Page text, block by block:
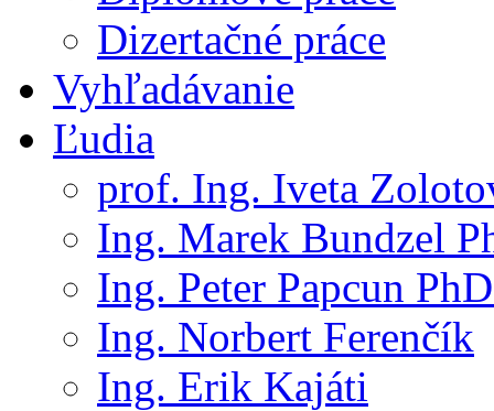
Dizertačné práce
Vyhľadávanie
Ľudia
prof. Ing. Iveta
Ing. Marek Bundzel
Ing. Peter Papcun
Ing. Norbert Ferenčík
Ing. Erik Kajáti